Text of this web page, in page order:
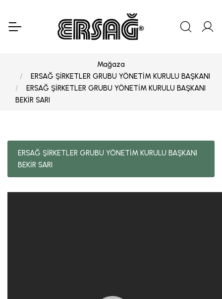
Mağaza
ERSAĞ ŞİRKETLER GRUBU YÖNETİM KURULU BAŞKANI
ERSAĞ ŞİRKETLER GRUBU YÖNETİM KURULU BAŞKANI
BEKİR SARI
ERSAĞ ŞİRKETLER GRUBU YÖNETİM KURULU BAŞKANI
BEKİR SARI